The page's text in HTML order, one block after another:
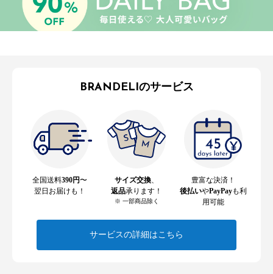
BRANDELIのサービス
全国送料390円〜
翌日お届けも！
サイズ交換
返品承ります！
※ 一部商品除く
豊富な決済！
後払いやPayPayも利
用可能
サービスの詳細はこちら